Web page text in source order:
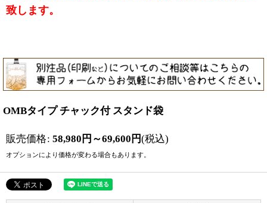
致します。
OMBタイプ チャック付 スタンド袋
販売価格: 58,980 円 ～69,600 円(税込)
オプションにより価格が変わる場合もあります。